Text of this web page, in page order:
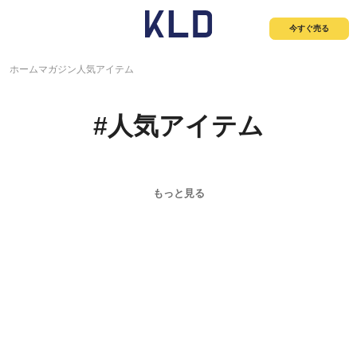
今すぐ売る
ホームマガジン 人気アイテム
#人気アイテム
もっと見る